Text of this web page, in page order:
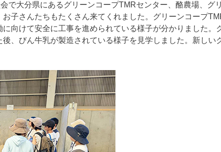
で大分県にあるグリーンコープTMRセンター、酪農場、グ
子さんたちもたくさん来てくれました。グリーンコープ
向けて安全に工事を進められている様子が分かりました。
、びん牛乳が製造されている様子を見学しました。新しい